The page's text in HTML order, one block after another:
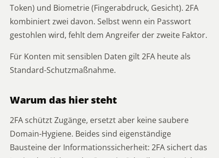
Token) und Biometrie (Fingerabdruck, Gesicht). 2FA
kombiniert zwei davon. Selbst wenn ein Passwort
gestohlen wird, fehlt dem Angreifer der zweite Faktor.
Für Konten mit sensiblen Daten gilt 2FA heute als
Standard-Schutzmaßnahme.
Warum das hier steht
2FA schützt Zugänge, ersetzt aber keine saubere
Domain-Hygiene. Beides sind eigenständige
Bausteine der Informationssicherheit: 2FA sichert das